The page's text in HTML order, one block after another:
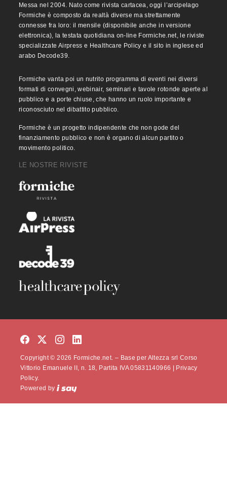
Messa nel 2004. Nato come rivista cartacea, oggi l’arcipelago
Formiche è composto da realtà diverse ma strettamente
connesse fra loro: il mensile (disponibile anche in versione
elettronica), la testata quotidiana on-line Formiche.net, le riviste
specializzate Airpress e Healthcare Policy e il sito in inglese ed
arabo Decode39.
Formiche vanta poi un nutrito programma di eventi nei diversi
formati di convegni, webinair, seminari e tavole rotonde aperte al
pubblico e a porte chiuse, che hanno un ruolo importante e
riconosciuto nel dibattito pubblico.
Formiche è un progetto indipendente che non gode del
finanziamento pubblico e non è organo di alcun partito o
movimento politico.
LE NOSTRE RIVISTE
Copyright © 2026 Formiche.net. – Base per Altezza srl Corso
Vittorio Emanuele II, n. 18, Partita IVA 05831140966 | Privacy
Policy.
Powered by